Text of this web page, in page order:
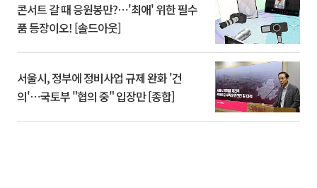
콘서트 갈 때 응원봉만?⋯'최애' 위한 필수
품 등장이오! [솔드아웃]
서울시, 정부에 정비사업 규제 완화 '건
의'⋯국토부 "협의 중" 입장만 [종합]